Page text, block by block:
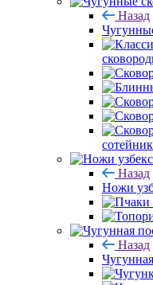
Назад
Назад
Ножи
Назад